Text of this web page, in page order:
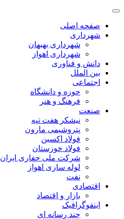
صفحه اصلی
شهرداری
شهرداری بهبهان
شهرداری اهواز
دانش و فناوری
بین الملل
اجتماعی
حوزه و دانشگاه
فرهنگ و هنر
صنعت
نیشکر هفت تپه
پتروشیمی مارون
فولاد اکسین
فولاد خوزستان
شرکت ملی حفاری ایران
لوله سازی اهواز
نفت
اقتصادی
بازار و اقتصاد
اینفوگرافیک
چند رسانه ای